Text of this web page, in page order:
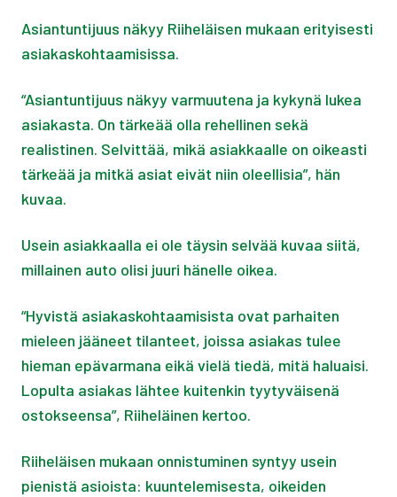
Asiantuntijuus näkyy Riiheläisen mukaan erityisesti
asiakaskohtaamisissa.
“Asiantuntijuus näkyy varmuutena ja kykynä lukea
asiakasta. On tärkeää olla rehellinen sekä
realistinen. Selvittää, mikä asiakkaalle on oikeasti
tärkeää ja mitkä asiat eivät niin oleellisia”, hän
kuvaa.
Usein asiakkaalla ei ole täysin selvää kuvaa siitä,
millainen auto olisi juuri hänelle oikea.
“Hyvistä asiakaskohtaamisista ovat parhaiten
mieleen jääneet tilanteet, joissa asiakas tulee
hieman epävarmana eikä vielä tiedä, mitä haluaisi.
Lopulta asiakas lähtee kuitenkin tyytyväisenä
ostokseensa”, Riiheläinen kertoo.
Riiheläisen mukaan onnistuminen syntyy usein
pienistä asioista: kuuntelemisesta, oikeiden